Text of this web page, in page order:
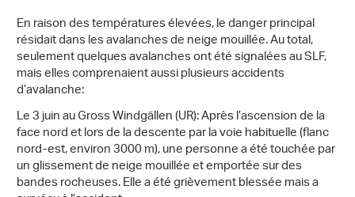
En raison des températures élevées, le danger principal
résidait dans les avalanches de neige mouillée. Au total,
seulement quelques avalanches ont été signalées au SLF,
mais elles comprenaient aussi plusieurs accidents
d’avalanche:
Le 3 juin au Gross Windgällen (UR): Après l’ascension de la
face nord et lors de la descente par la voie habituelle (flanc
nord-est, environ 3000 m), une personne a été touchée par
un glissement de neige mouillée et emportée sur des
bandes rocheuses. Elle a été grièvement blessée mais a